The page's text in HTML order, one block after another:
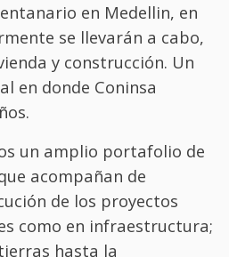
en Medellin, en
se llevarán a cabo,
y construcción. Un
en donde Coninsa
un amplio portafolio de
acompañan de
de los proyectos
como en infraestructura;
hasta la